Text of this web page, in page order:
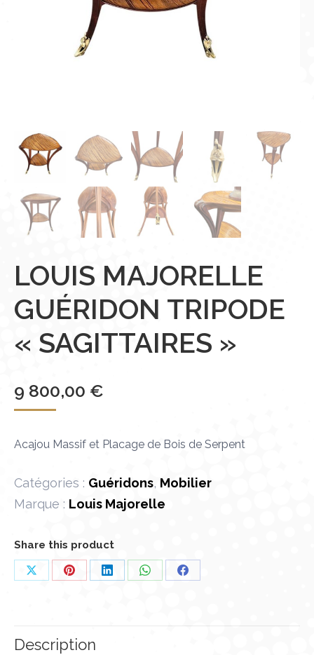
LOUIS MAJORELLE
GUÉRIDON TRIPODE
« SAGITTAIRES »
9 800,00 €
Acajou Massif et Placage de Bois de Serpent
Catégories : Guéridons, Mobilier
Marque : Louis Majorelle
Share this product
PartagerPartagerPartagerPartagerPartager
Description